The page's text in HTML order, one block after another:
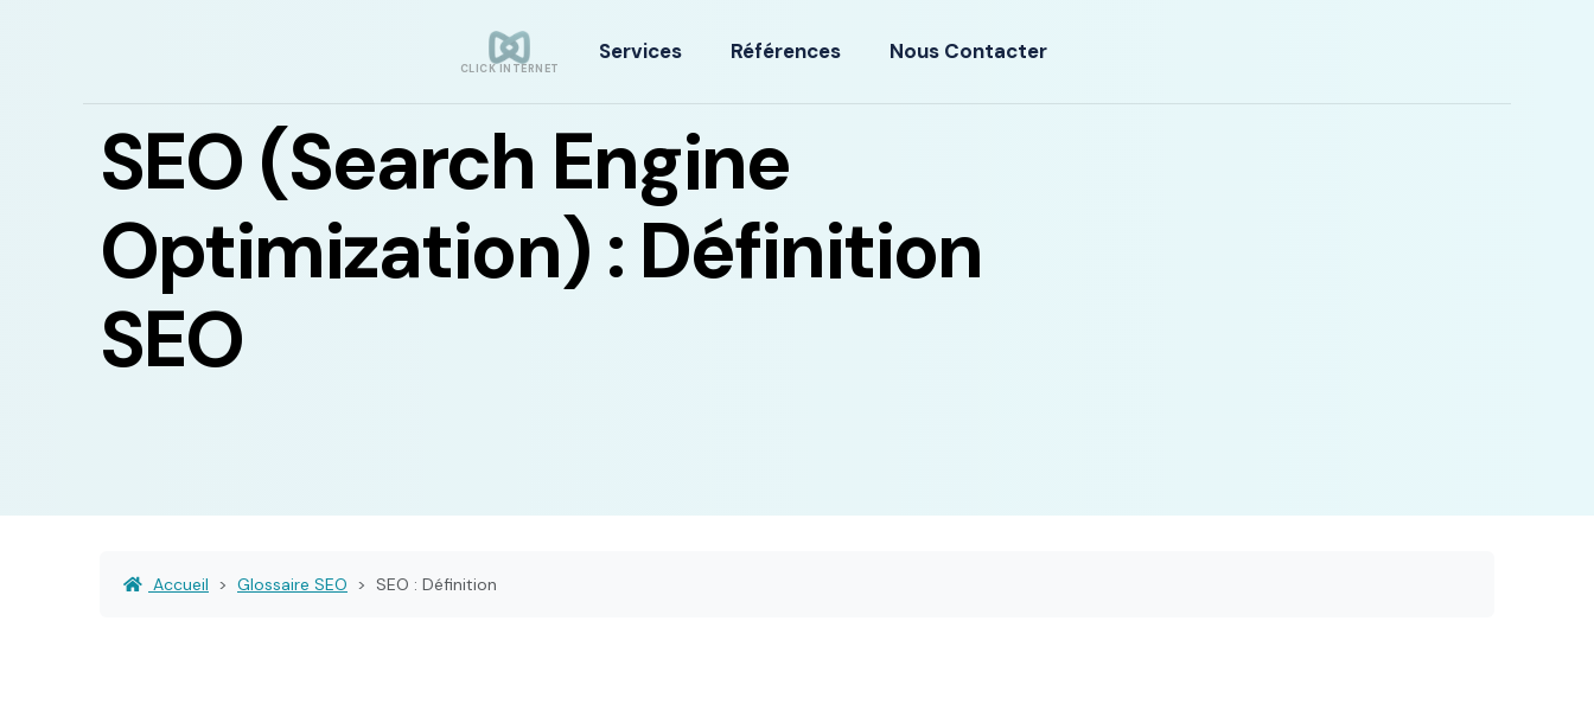
CLICK INTERNET
Services Références Nous Contacter
SEO (Search Engine
Optimization) : Définition
SEO
Accueil Glossaire SEO SEO : Définition